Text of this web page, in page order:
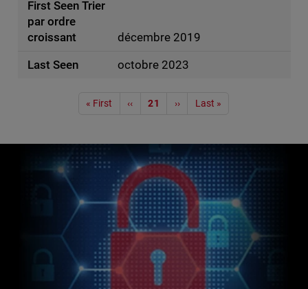
décembre 2019
octobre 2023
Pagination« First ‹‹ 21 ›› Last »